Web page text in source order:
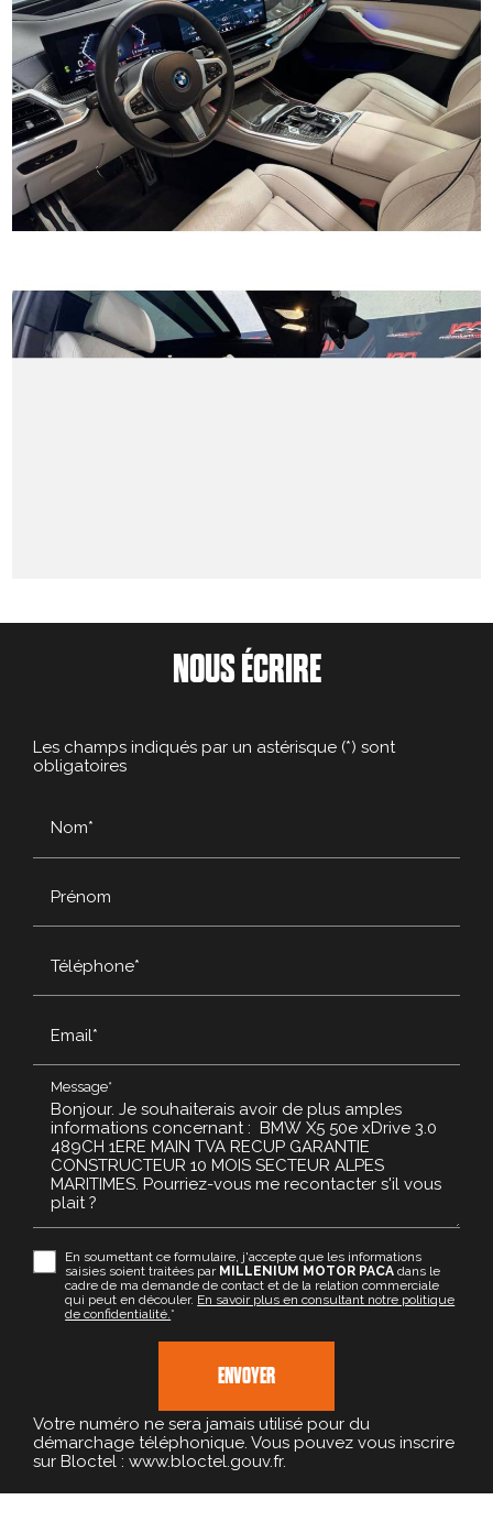
NOUS ÉCRIRE
Les champs indiqués par un astérisque (*) sont
obligatoires
Nom*
Prénom
Téléphone*
Email*
Message*
En soumettant ce formulaire, j'accepte que les informations
saisies soient traitées par MILLENIUM MOTOR PACA dans le
cadre de ma demande de contact et de la relation commerciale
qui peut en découler. En savoir plus en consultant notre politique
de confidentialité. *
Votre numéro ne sera jamais utilisé pour du
démarchage téléphonique. Vous pouvez vous inscrire
sur Bloctel : www.bloctel.gouv.fr.